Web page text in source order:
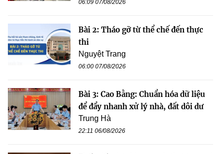
06:09 07/08/2026
Bài 2: Tháo gỡ từ thể chế đến thực
thi
Nguyệt Trang
06:00 07/08/2026
Bài 3: Cao Bằng: Chuẩn hóa dữ liệu
để đẩy nhanh xử lý nhà, đất dôi dư
Trung Hà
22:11 06/08/2026